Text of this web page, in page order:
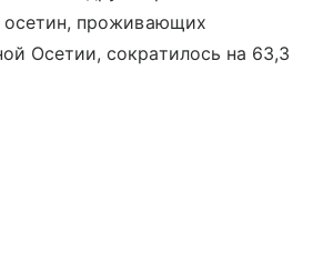
осетин, проживающих
Осетии, сократилось на 63,3